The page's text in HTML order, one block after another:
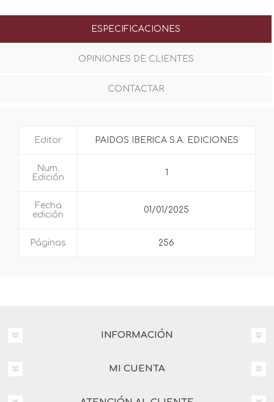
ESPECIFICACIONES
OPINIONES DE CLIENTES
CONTACTAR
Editor PAIDOS IBERICA S.A. EDICIONES
Num.
Edición
1
Fecha
edición
01/01/2025
Páginas 256
INFORMACIÓN
MI CUENTA